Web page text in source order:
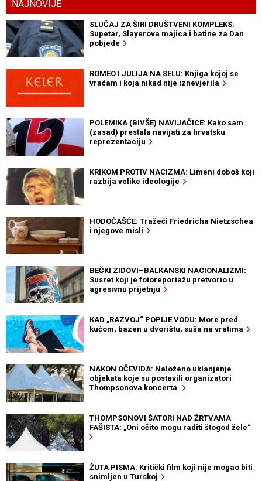
NAJNOVIJE
SLUČAJ ZA ŠIRI DRUŠTVENI KOMPLEKS:
Supetar, Slayerova majica i batine za Dan
pobjede
ROMEO I JULIJA NA SELU: Knjiga kojoj se
vraćam i koja nikad nije iznevjerila
POLEMIKA (BIVŠE) NAVIJAČICE: Kako sam
(zasad) prestala navijati za hrvatsku
reprezentaciju
KRIKOM PROTIV NACIZMA: Limeni doboš koji
razbija velike ideologije
HODOČAŠĆE: Tražeći Friedricha Nietzschea
i njegove misli
BEČKI ZIDOVI–BALKANSKI NACIONALIZMI:
Susret koji je fotoreportažu pretvorio u
agresivnu prijetnju
KAD „RAZVOJ“ POPIJE VODU: More pred
kućom, bazen u dvorištu, suša na vratima
NAKON OČEVIDA: Naloženo uklanjanje
objekata koje su postavili organizatori
Thompsonova koncerta
THOMPSONOVI ŠATORI NAD ŽRTVAMA
FAŠISTA: „Oni očito mogu raditi štogod žele“
ŽUTA PISMA: Kritički film koji nije mogao biti
snimljen u Turskoj